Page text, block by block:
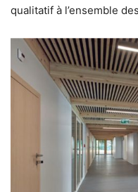
qualitatif à l’ensemble